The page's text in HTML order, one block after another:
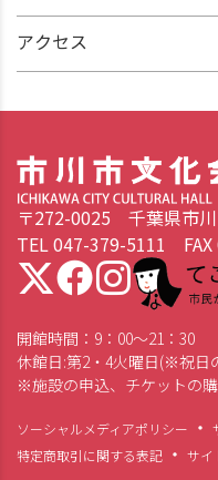
アクセス
〒272-0025 千葉県市
TEL 047-379-5111 FAX
てこなホ
開館時間：9：00～21：30
休館日:第2・4火曜日(※祝日
※施設の申込、チケットの
ソーシャルメディアポリシー
特定商取引に関する表記
サイ